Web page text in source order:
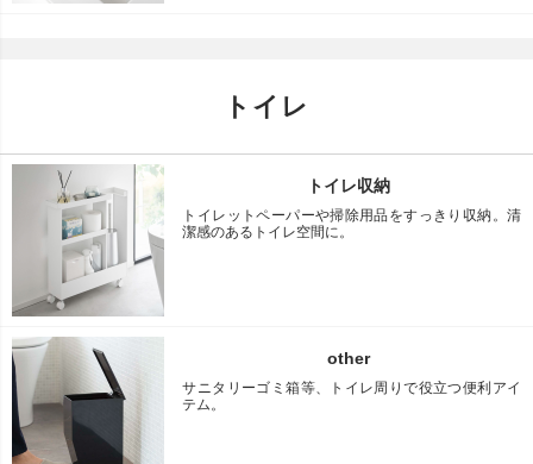
トイレ
トイレ収納
トイレットペーパーや掃除用品をすっきり収納。清
潔感のあるトイレ空間に。
other
サニタリーゴミ箱等、トイレ周りで役立つ便利アイ
テム。